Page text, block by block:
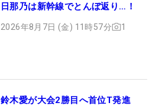
日那乃は新幹線でとんぼ返り…！
2026年8月7日 (金) 11時57分 1
鈴木愛が大会2勝目へ首位T発進